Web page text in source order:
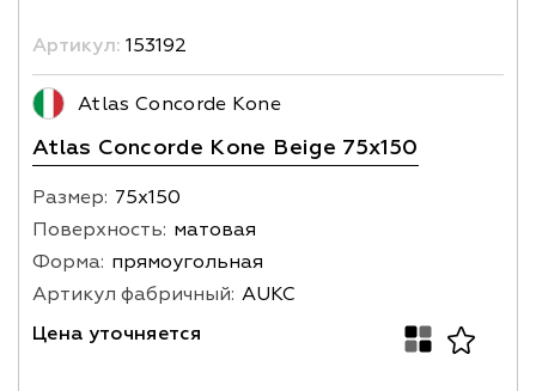
Артикул: 153192
Atlas Concorde Kone
Atlas Concorde Kone Beige 75x150
Размер: 75х150
Поверхность: матовая
Форма: прямоугольная
Артикул фабричный: AUKC
Цена уточняется